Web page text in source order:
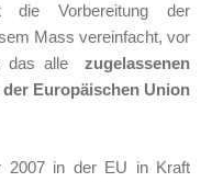
die Vorbereitung der
Mass vereinfacht, vor
das allezugelassenen
Europäischen Union
2007 in der EU in Kraft